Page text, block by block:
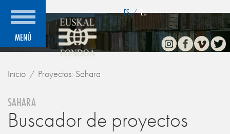
MENÚ
ES / EU
InstagramFacebook
Vimeo
Inicio Proyectos: Sahara
SAHARA
Buscador de proyectos